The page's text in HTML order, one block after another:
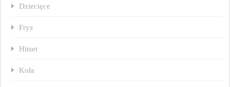
Dziecięce
Fryz
Hitset
Koła